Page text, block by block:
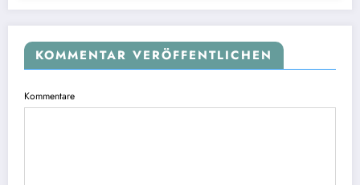
KOMMENTAR VERÖFFENTLICHEN
Kommentare